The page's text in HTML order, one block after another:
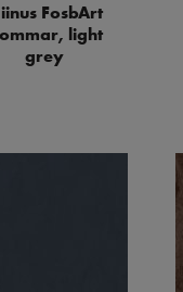
FosbArt
light
grey